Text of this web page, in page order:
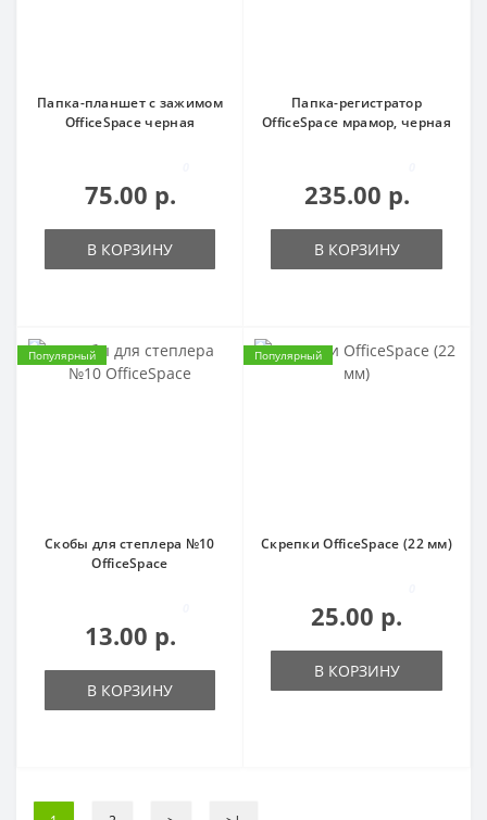
Папка-планшет с зажимом
OfficeSpace черная
75.00 р.
В КОРЗИНУ
Папка-регистратор
OfficeSpace мрамор, черная
235.00 р.
В КОРЗИНУ
Популярный
Скобы для степлера №10
OfficeSpace
13.00 р.
В КОРЗИНУ
Популярный
Скрепки OfficeSpace (22 мм)
25.00 р.
В КОРЗИНУ